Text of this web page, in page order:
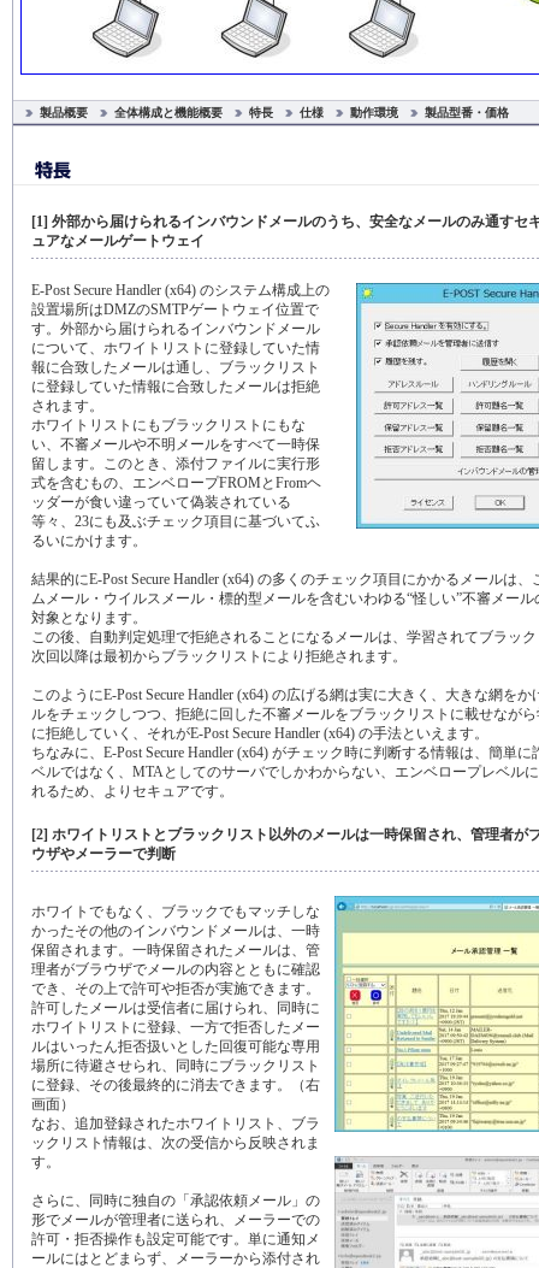
製品概要 全体構成と機能概要 特長 仕様 動作環境 製品型番・価格
[1] 外部から届けられるインバウンドメールのうち、安全なメールのみ通すセ
ュアなメールゲートウェイ
E-Post Secure Handler (x64) のシステム構成上の
設置場所はDMZのSMTPゲートウェイ位置で
す。外部から届けられるインバウンドメール
について、ホワイトリストに登録していた情
報に合致したメールは通し、ブラックリスト
に登録していた情報に合致したメールは拒絶
されます。
ホワイトリストにもブラックリストにもな
い、不審メールや不明メールをすべて一時保
留します。このとき、添付ファイルに実行形
式を含むもの、エンベロープFROMとFromヘ
ッダーが食い違っていて偽装されている
等々、23にも及ぶチェック項目に基づいてふ
るいにかけます。
結果的にE-Post Secure Handler (x64) の多くのチェック項目にかかるメールは
ムメール・ウイルスメール・標的型メールを含むいわゆる“怪しい”不審メー
対象となります。
この後、自動判定処理で拒絶されることになるメールは、学習されてブラッ
次回以降は最初からブラックリストにより拒絶されます。
このようにE-Post Secure Handler (x64) の広げる網は実に大きく、大きな網を
ルをチェックしつつ、拒絶に回した不審メールをブラックリストに載せなが
に拒絶していく、それがE-Post Secure Handler (x64) の手法といえます。
ちなみに、E-Post Secure Handler (x64) がチェック時に判断する情報は、簡単
ベルではなく、MTAとしてのサーバでしかわからない、エンベロープレベル
れるため、よりセキュアです。
[2] ホワイトリストとブラックリスト以外のメールは一時保留され、管理者が
ウザやメーラーで判断
ホワイトでもなく、ブラックでもマッチしな
かったその他のインバウンドメールは、一時
保留されます。一時保留されたメールは、管
理者がブラウザでメールの内容とともに確認
でき、その上で許可や拒否が実施できます。
許可したメールは受信者に届けられ、同時に
ホワイトリストに登録、一方で拒否したメー
ルはいったん拒否扱いとした回復可能な専用
場所に待避させられ、同時にブラックリスト
に登録、その後最終的に消去できます。（右
画面）
なお、追加登録されたホワイトリスト、ブラ
ックリスト情報は、次の受信から反映されま
す。
さらに、同時に独自の「承認依頼メール」の
形でメールが管理者に送られ、メーラーでの
許可・拒否操作も設定可能です。単に通知メ
ールにはとどまらず、メーラーから添付され